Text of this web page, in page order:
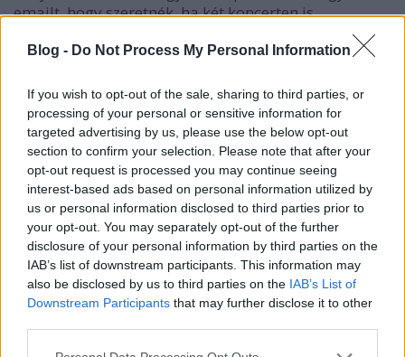
Blog - Do Not Process My Personal Information
If you wish to opt-out of the sale, sharing to third parties, or
processing of your personal or sensitive information for
targeted advertising by us, please use the below opt-out
section to confirm your selection. Please note that after your
opt-out request is processed you may continue seeing
interest-based ads based on personal information utilized by
us or personal information disclosed to third parties prior to
your opt-out. You may separately opt-out of the further
disclosure of your personal information by third parties on the
IAB’s list of downstream participants. This information may
also be disclosed by us to third parties on the IAB’s List of
Downstream Participants that may further disclose it to other
Please note that this website/app uses one or more Google
emailt, hogy szeretnék, ha két koncerten is
fellépnénk előttük és hát valljuk be, mi már azon is
csodálkoztunk, hogy honnan a fenéből ismernek
arénakoncertet, de nem is a zenélés volt furcsa
előttük, hanem már maga a megkeresés, hogy
szeretnék, ha egy hozzánk hasonló punkbanda
lépjen fel velük. Elég szürreális volt, de mi szeretjük
az ehhez hasonlókat.
Viszont titeket jellemzően inkább
klubzenekarként tartanak számon.
Ryan: Minket annyira nem érdekel éppen hol és
mikor játszunk, az az igazság. Pont elég nekünk egy
nyár a fesztiválozásból, hogy aztán ugyanannyira
élvezzük a visszatérést a kisebb helyekre.
Gary: Számunkról semmilyen más hozzáállás
nincsen egy apró klubkoncert és egy nagyobb